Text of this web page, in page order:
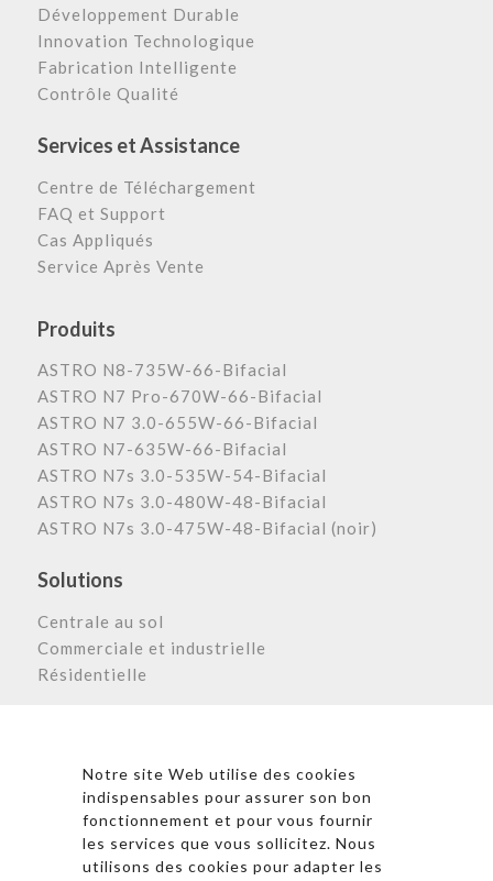
Notre site Web utilise des cookies
indispensables pour assurer son bon
fonctionnement et pour vous fournir
les services que vous sollicitez. Nous
utilisons des cookies pour adapter les
Développement Durable
Innovation Technologique
Fabrication Intelligente
Contrôle Qualité
Services et Assistance
Centre de Téléchargement
FAQ et Support
Cas Appliqués
Service Après Vente
Produits
ASTRO N8-735W-66-Bifacial
ASTRO N7 Pro-670W-66-Bifacial
ASTRO N7 3.0-655W-66-Bifacial
ASTRO N7-635W-66-Bifacial
ASTRO N7s 3.0-535W-54-Bifacial
ASTRO N7s 3.0-480W-48-Bifacial
ASTRO N7s 3.0-475W-48-Bifacial (noir)
Solutions
Centrale au sol
Commerciale et industrielle
Résidentielle
* En cliquant sur « S’inscrire », j’accepte la politique de
confidentialité et les conditions d’utilisation